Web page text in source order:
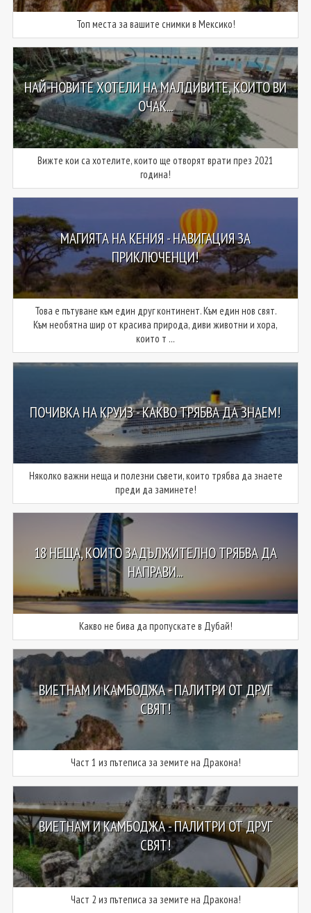
Топ места за вашите снимки в Мексико!
НАЙ-НОВИТЕ ХОТЕЛИ НА МАЛДИВИТЕ, КОИТО ВИ
ОЧАК...
Вижте кои са хотелите, които ще отворят врати през 2021
година!
МАГИЯТА НА КЕНИЯ - НАВИГАЦИЯ ЗА
ПРИКЛЮЧЕНЦИ!
Това е пътуване към един друг континент. Към един нов свят.
Към необятна шир от красива природа, диви животни и хора,
които т ...
ПОЧИВКА НА КРУИЗ - КАКВО ТРЯБВА ДА ЗНАЕМ!
Няколко важни неща и полезни съвети, които трябва да знаете
преди да заминете!
18 НЕЩА, КОИТО ЗАДЪЛЖИТЕЛНО ТРЯБВА ДА
НАПРАВИ...
Какво не бива да пропускате в Дубай!
ВИЕТНАМ И КАМБОДЖА - ПАЛИТРИ ОТ ДРУГ
СВЯТ!
Част 1 из пътеписа за земите на Дракона!
ВИЕТНАМ И КАМБОДЖА - ПАЛИТРИ ОТ ДРУГ
СВЯТ!
Част 2 из пътеписа за земите на Дракона!